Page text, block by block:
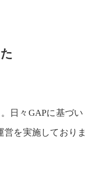
日々GAPに基づい
を実施しておりま